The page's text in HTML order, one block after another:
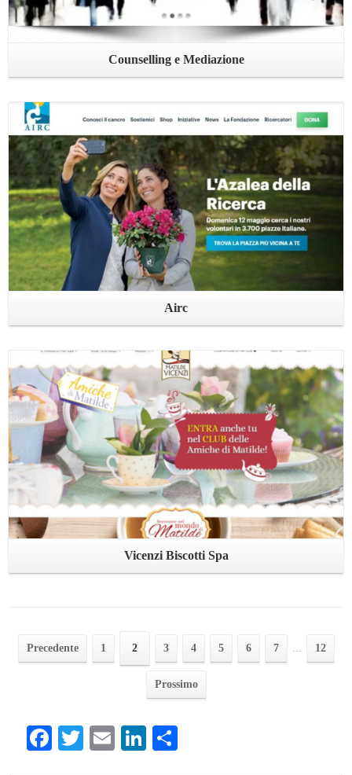
Counselling e Mediazione
Airc
Leggi ...
Vicenzi Biscotti Spa
Precedente 1 2 3 4 5 6 7 ... 12
Prossimo
Facebook
Twitter
EmailLinkedIn